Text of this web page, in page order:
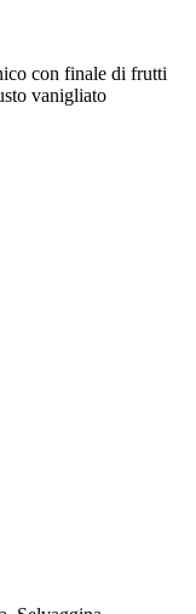
con finale di frutti
vanigliato